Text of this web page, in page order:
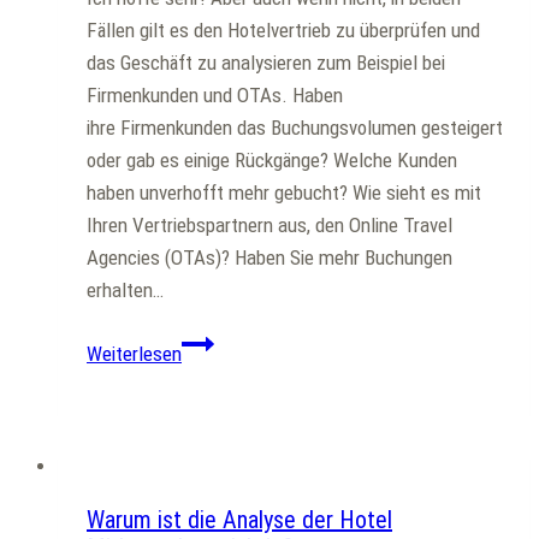
Fällen gilt es den Hotelvertrieb zu überprüfen und
das Geschäft zu analysieren zum Beispiel bei
Firmenkunden und OTAs. Haben
ihre Firmenkunden das Buchungsvolumen gesteigert
oder gab es einige Rückgänge? Welche Kunden
haben unverhofft mehr gebucht? Wie sieht es mit
Ihren Vertriebspartnern aus, den Online Travel
Agencies (OTAs)? Haben Sie mehr Buchungen
erhalten…
WeiterlesenWar
Warum ist die Analyse der Hotel